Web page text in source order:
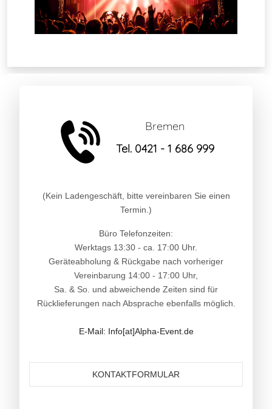
Bremen
Tel. 0421 - 1 686 999
(Kein Ladengeschäft, bitte vereinbaren Sie einen
Termin.)
Büro Telefonzeiten:
Werktags 13:30 - ca. 17:00 Uhr.
Geräteabholung & Rückgabe nach vorheriger
Vereinbarung 14:00 - 17:00 Uhr,
Sa. & So. und abweichende Zeiten sind für
Rücklieferungen nach Absprache ebenfalls möglich.
E-Mail: Info[at]Alpha-Event.de
KONTAKTFORMULAR